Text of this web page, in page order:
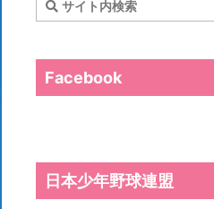
Facebook
日本少年野球連盟